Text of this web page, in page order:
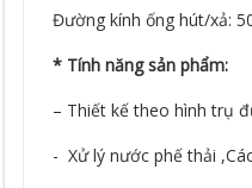
Đường kính ống hút/xả:
* Tính năng sản phẩm:
– Thiết kế theo hình trụ
- Xử lý nước phế thải